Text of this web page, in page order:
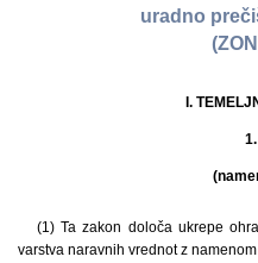
uradno
I.
(1) Ta zakon določa ukrepe
varstva naravnih vrednot z